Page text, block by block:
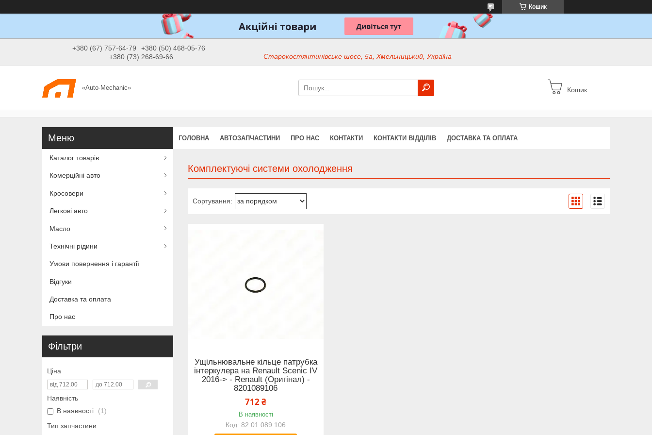
Кошик
+380 (67) 757-64-79
+380 (50) 468-05-76
+380 (73) 268-69-66
Старокостянтинівське шосе, 5а, Хмельницький, Україна
«Auto-Mechanic» Кошик
ГОЛОВНА АВТОЗАПЧАСТИНИ ПРО НАС КОНТАКТИ КОНТАКТИ ВІДДІЛІВ ДОСТАВКА ТА ОПЛАТА
Комплектуючі системи охолодження
Ущільнювальне кільце патрубка
інтеркулера на Renault Scenic IV
2016-> - Renault (Оригінал) -
8201089106
712 ₴
В наявності
82 01 089 106
Каталог товарів
Комерційні авто
Кросовери
Легкові авто
Масло
Технічні рідини
Умови повернення і гарантії
Відгуки
Доставка та оплата
Про нас
Фільтри
Ціна
Наявність
В наявності
1
Тип запчастини